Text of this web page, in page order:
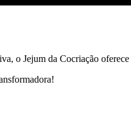
o Jejum da Cocriação